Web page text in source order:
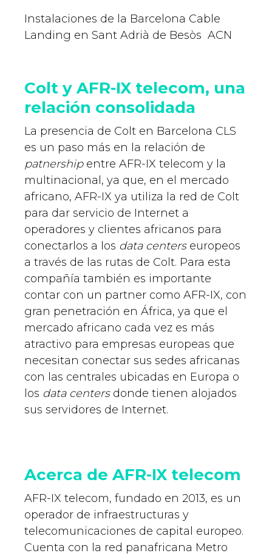
Instalaciones de la Barcelona Cable
Landing en Sant Adrià de Besòs ACN
Colt y AFR-IX telecom, una
relación consolidada
La presencia de Colt en Barcelona CLS
es un paso más en la relación de
patnershipentre AFR-IX telecom y la
multinacional, ya que, en el mercado
africano, AFR-IX ya utiliza la red de Colt
para dar servicio de Internet a
operadores y clientes africanos para
conectarlos a los data centerseuropeos
a través de las rutas de Colt. Para esta
compañía también es importante
contar con un partner como AFR-IX, con
gran penetración en África, ya que el
mercado africano cada vez es más
atractivo para empresas europeas que
necesitan conectar sus sedes africanas
con las centrales ubicadas en Europa o
los data centersdonde tienen alojados
sus servidores de Internet.
Acerca de AFR-IX telecom
AFR-IX telecom, fundado en 2013, es un
operador de infraestructuras y
telecomunicaciones de capital europeo.
Cuenta con la red panafricana Metro